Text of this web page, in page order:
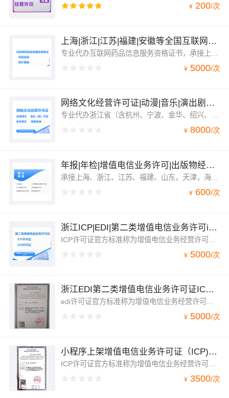
¥ 200/次
上海|浙江|江苏|福建|安徽等全国互联网药品信息服务资格证书代办
¥ 5000/次
网络文化经营许可证|动漫|音乐|演出剧节目|网络表演文网文
专业代办浙江省（含杭州、宁波、金华、绍兴、温州、嘉兴、湖州台州、衢州、舟山、丽水市）上海、江苏、福建、天津网络文化经营许可证简称文网文，包括：网络音乐、网络演出剧节目、网络表演、网络艺术品、网络动漫、展览和比赛活动。承接全国各地网络文化经营许可证办理业务直播网文办理
¥ 8000/次
年报|年检|增值电信业务许可|出版物经营|广播|劳务|人力
¥ 600/次
浙江ICP|EDI|第二类增值电信业务许可icp|edi
¥ 5000/次
浙江EDI第二类增值电信业务许可证ICP在线数据处理与交易处理edi
¥ 5000/次
小程序上架增值电信业务许可证（ICP)银行支付通道
¥ 3500/次